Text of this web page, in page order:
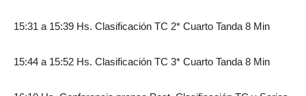
15:31 a 15:39 Hs. Clasificación TC 2* Cuarto Tanda 8 Min
15:44 a 15:52 Hs. Clasificación TC 3* Cuarto Tanda 8 Min